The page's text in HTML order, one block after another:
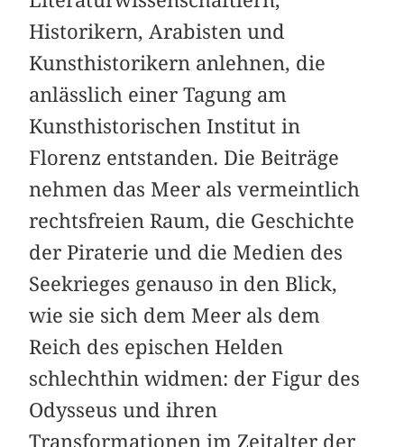
Historikern, Arabisten und
Kunsthistorikern anlehnen, die
anlässlich einer Tagung am
Kunsthistorischen Institut in
Florenz entstanden. Die Beiträge
nehmen das Meer als vermeintlich
rechtsfreien Raum, die Geschichte
der Piraterie und die Medien des
Seekrieges genauso in den Blick,
wie sie sich dem Meer als dem
Reich des epischen Helden
schlechthin widmen: der Figur des
Odysseus und ihren
Transformationen im Zeitalter der